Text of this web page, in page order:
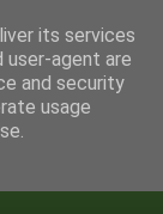
consejos
its services
user-agent are
and security
usage